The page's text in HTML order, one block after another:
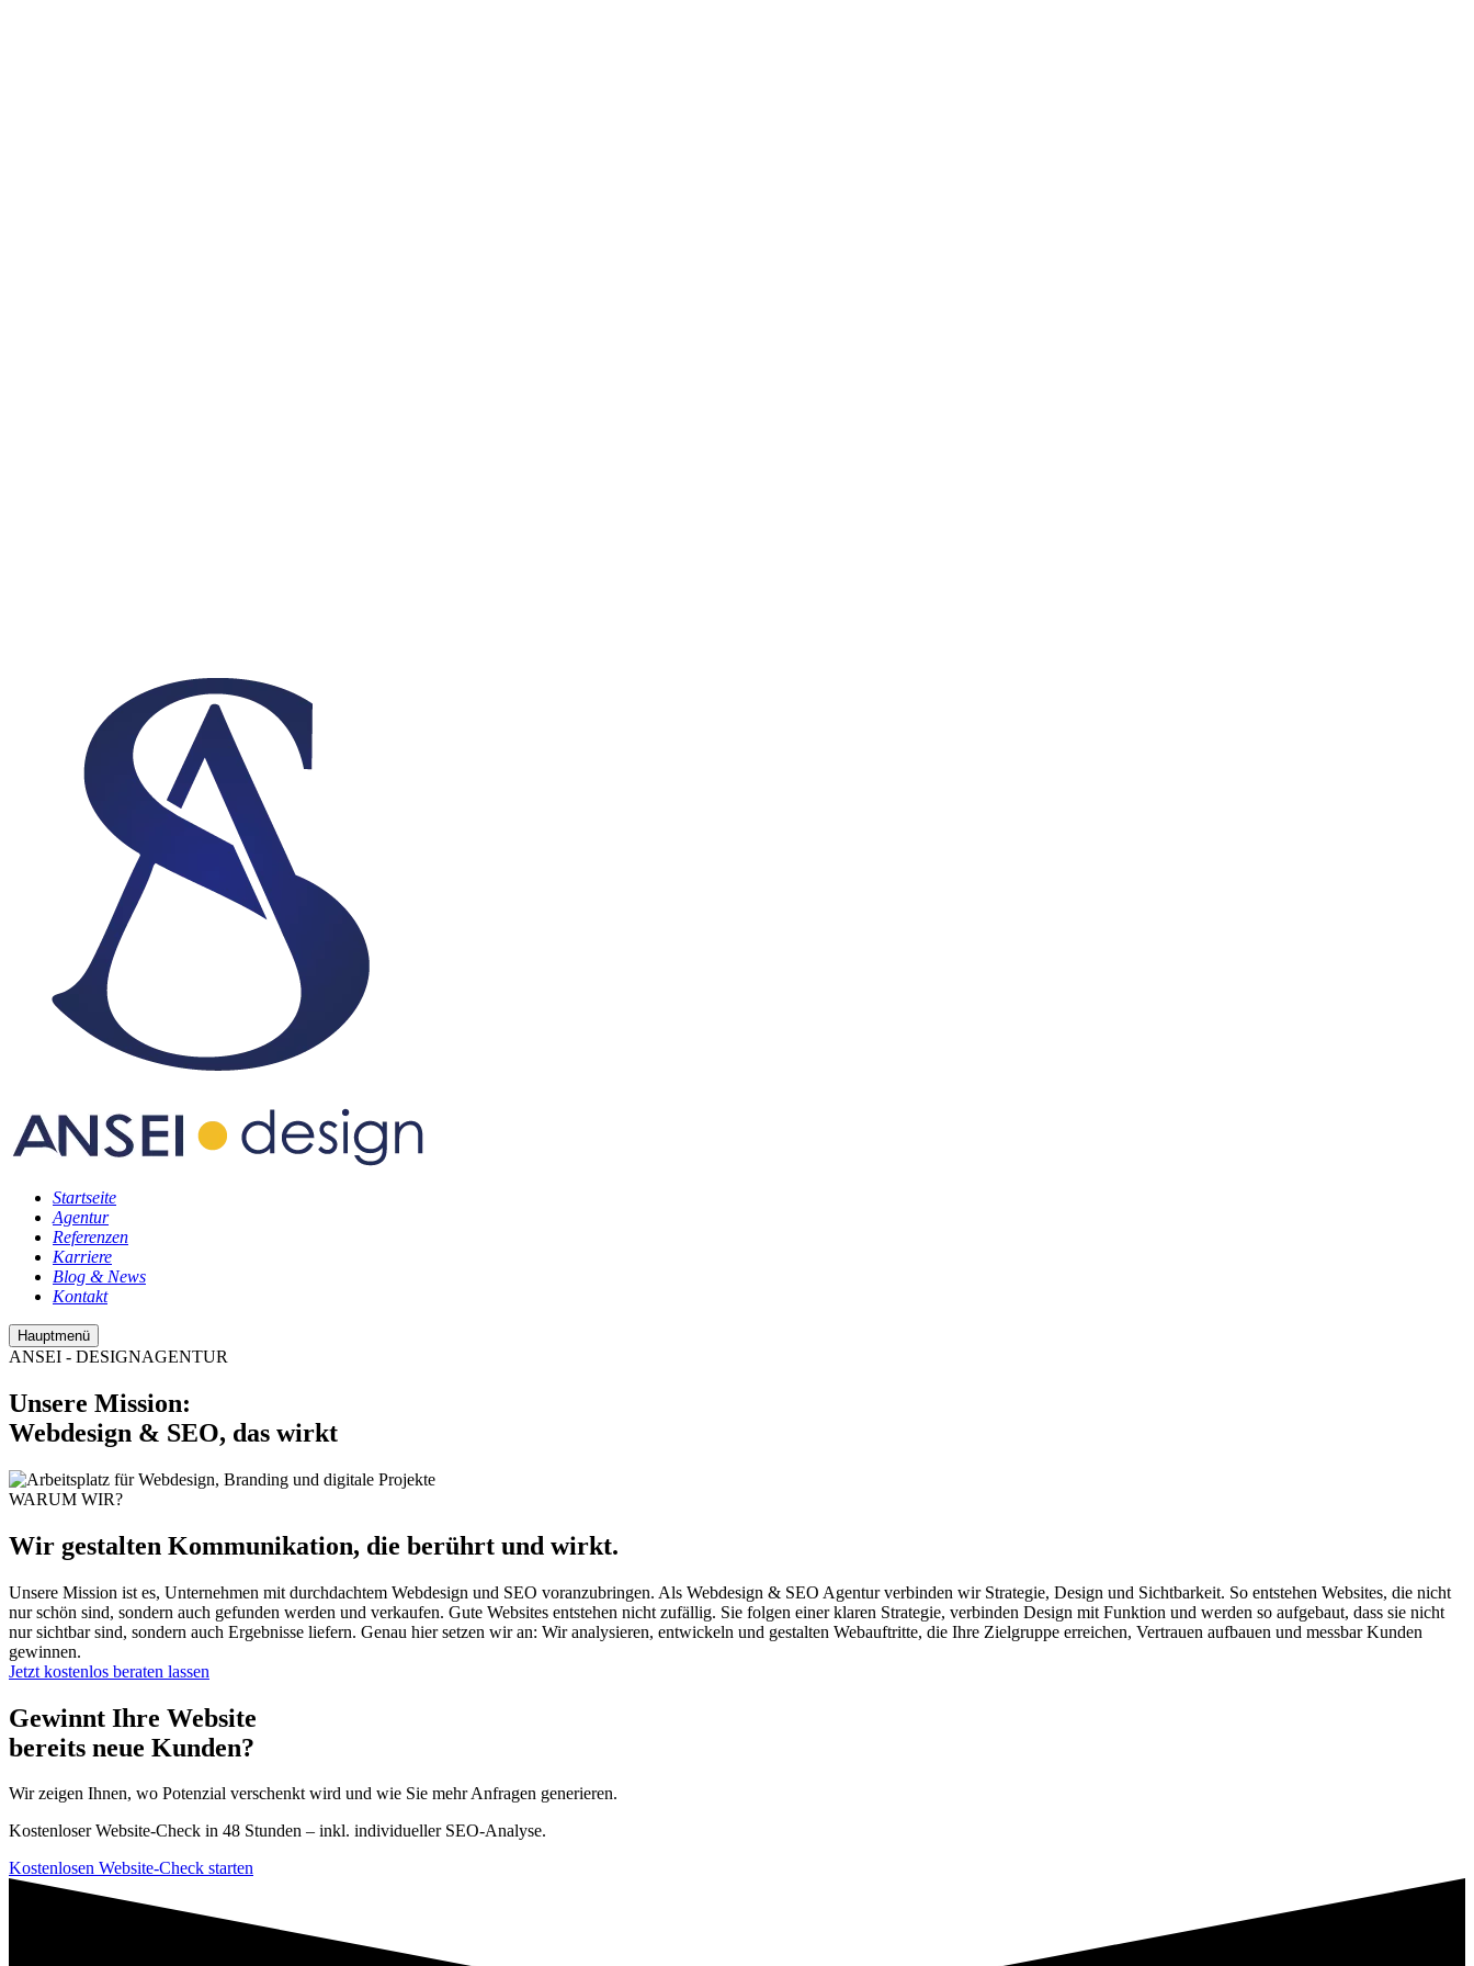
Startseite
Agentur
Referenzen
Karriere
Blog & News
Kontakt
Hauptmenü
ANSEI - DESIGNAGENTUR
Unsere Mission:
Webdesign & SEO, das wirkt
WARUM WIR?
Wir gestalten Kommunikation, die berührt und wirkt.
Unsere Mission ist es, Unternehmen mit durchdachtem Webdesign und SEO voranzubringen. Als Webdesign & SEO Agentur verbinden wir Strategie, Design und Sichtbarkeit. So entstehen Websites, die nicht
nur schön sind, sondern auch gefunden werden und verkaufen. Gute Websites entstehen nicht zufällig. Sie folgen einer klaren Strategie, verbinden Design mit Funktion und werden so aufgebaut, dass sie nicht
nur sichtbar sind, sondern auch Ergebnisse liefern. Genau hier setzen wir an: Wir analysieren, entwickeln und gestalten Webauftritte, die Ihre Zielgruppe erreichen, Vertrauen aufbauen und messbar Kunden
gewinnen.
Jetzt kostenlos beraten lassen
Gewinnt Ihre Website
bereits neue Kunden?
Wir zeigen Ihnen, wo Potenzial verschenkt wird und wie Sie mehr Anfragen generieren.
Kostenloser Website-Check in 48 Stunden – inkl. individueller SEO-Analyse.
Kostenlosen Website-Check starten